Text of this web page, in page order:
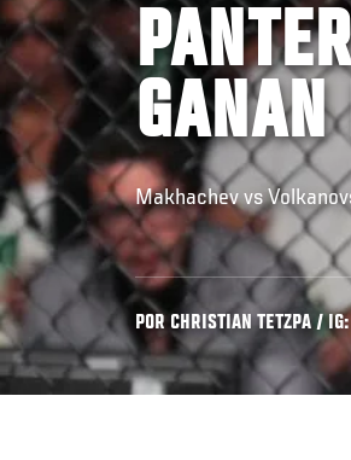
Makhachev vs
POR CHRISTIAN TETZPA /